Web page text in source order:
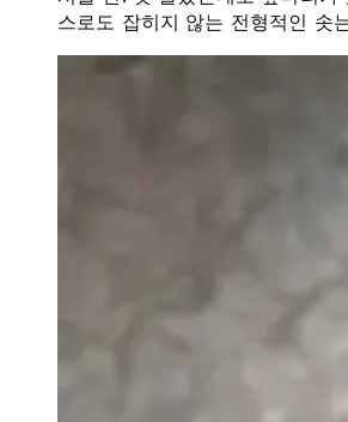
스로도 잡히지 않는 전형적인 솟